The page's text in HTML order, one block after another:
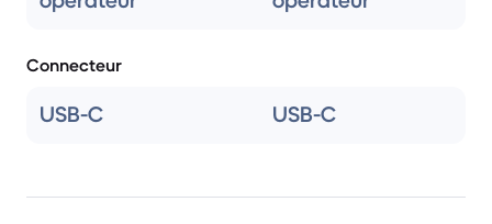
Connecteur
USB-C USB-C